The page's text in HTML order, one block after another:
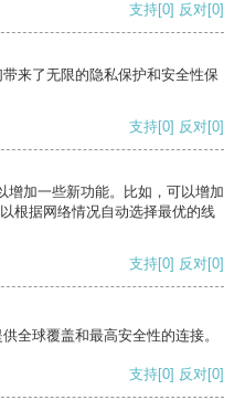
支持[0] 反对[0]
来了无限的隐私保护和安全性保
支持[0] 反对[0]
增加一些新功能。比如，可以增加
根据网络情况自动选择最优的线
支持[0] 反对[0]
全球覆盖和最高安全性的连接。
支持[0] 反对[0]